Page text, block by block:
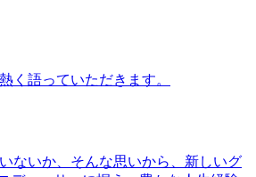
く語っていただきます。
ないか、そんな思いから、新しいグ